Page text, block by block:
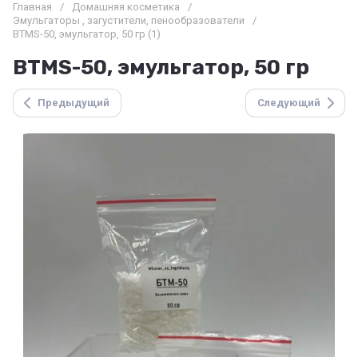
Главная / Домашняя косметика
/
Эмульгаторы , загустители, пенообразователи
/
BTMS-50, эмульгатор, 50 гр (1)
BTMS-50, эмульгатор, 50 гр
Предыдущий Следующий